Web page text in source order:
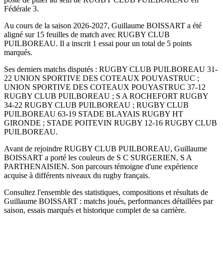
Fédérale 3.
Au cours de la saison 2026-2027, Guillaume BOISSART a été
aligné sur 15 feuilles de match avec RUGBY CLUB
PUILBOREAU. Il a inscrit 1 essai pour un total de 5 points
marqués.
Ses derniers matchs disputés : RUGBY CLUB PUILBOREAU 31-
22 UNION SPORTIVE DES COTEAUX POUYASTRUC ;
UNION SPORTIVE DES COTEAUX POUYASTRUC 37-12
RUGBY CLUB PUILBOREAU ; S A ROCHEFORT RUGBY
34-22 RUGBY CLUB PUILBOREAU ; RUGBY CLUB
PUILBOREAU 63-19 STADE BLAYAIS RUGBY HT
GIRONDE ; STADE POITEVIN RUGBY 12-16 RUGBY CLUB
PUILBOREAU.
Avant de rejoindre RUGBY CLUB PUILBOREAU, Guillaume
BOISSART a porté les couleurs de S C SURGERIEN, S A
PARTHENAISIEN. Son parcours témoigne d'une expérience
acquise à différents niveaux du rugby français.
Consultez l'ensemble des statistiques, compositions et résultats de
Guillaume BOISSART : matchs joués, performances détaillées par
saison, essais marqués et historique complet de sa carrière.